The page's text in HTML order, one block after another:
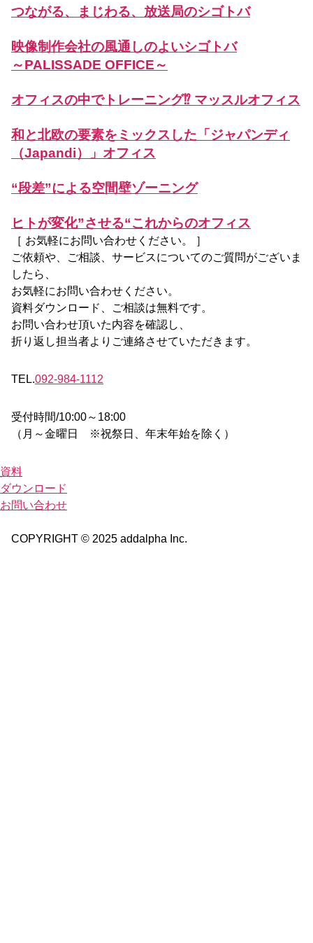
つながる、まじわる、放送局のシゴトバ
映像制作会社の風通しのよいシゴトバ
～PALISSADE OFFICE～
オフィスの中でトレーニング⁉ マッスルオフィス
和と北欧の要素をミックスした「ジャパンディ
（Japandi）」オフィス
“段差”による空間壁ゾーニング
ヒトが変化”させる“これからのオフィス
［ お気軽にお問い合わせください。 ］
ご依頼や、ご相談、サービスについてのご質問がございま
したら、
お気軽にお問い合わせください。
資料ダウンロード、
ご相談は無料です。
お問い合わせ頂いた内容を確認し、
折り返し担当者よりご連絡させていただきます。
TEL.092-984-1112
受付時間/10:00～18:00
（月～金曜日 ※祝祭日、年末年始を除く）
資料
ダウンロード
お問い合わせ
COPYRIGHT © 2025 addalpha Inc.